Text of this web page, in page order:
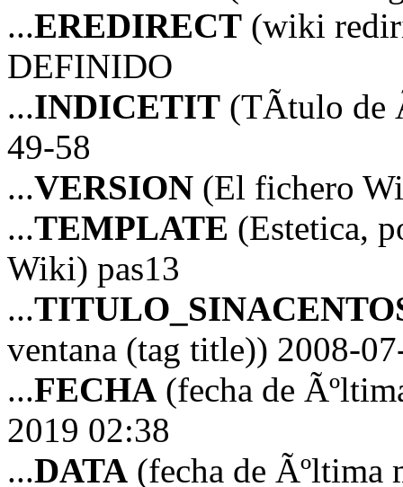
...EREDIRECT (wiki
DEFINIDO
...INDICETIT (TÃ­tulo de
49-58
...VERSION (El fichero
...TEMPLATE (Estetica,
Wiki) pas13
...
ventana (tag title)) 2008-
...FECHA (fecha de
2019 02:38
...DATA (fecha de Ãºltima